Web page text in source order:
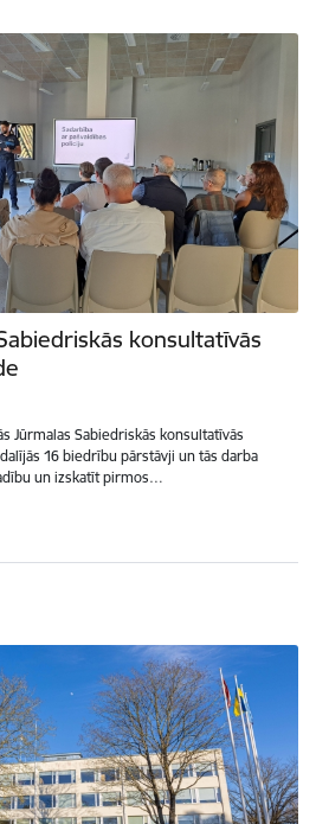
konsultatīvās
Jūrmalas Sabiedriskās konsultatīvās
16 biedrību pārstāvji un tās darba
un izskatīt pirmos…